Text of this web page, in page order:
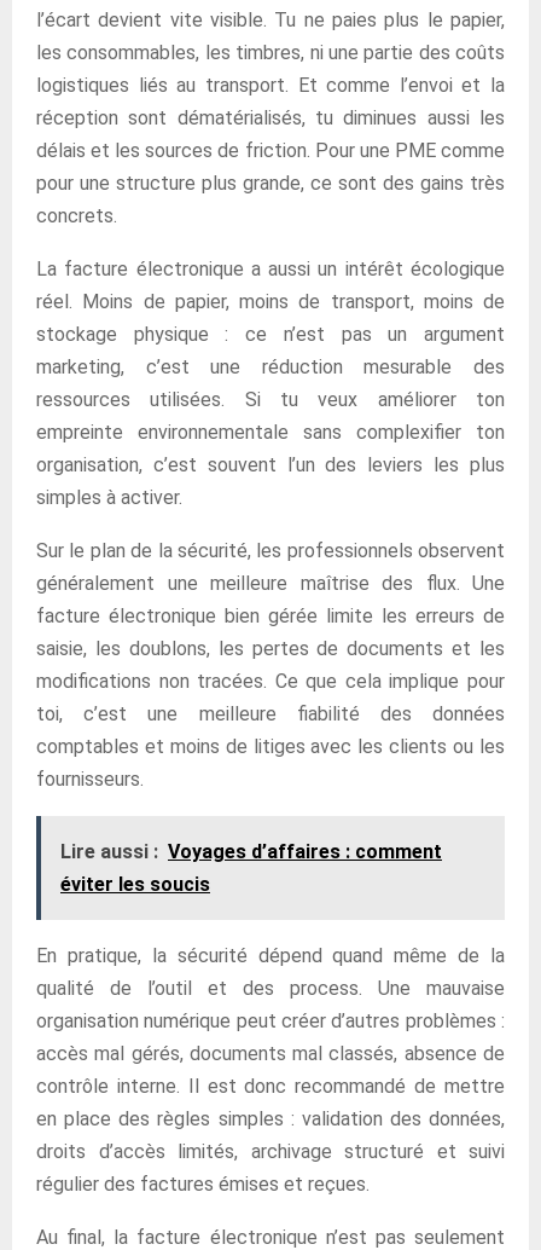
l’écart devient vite visible. Tu ne paies plus le papier,
les consommables, les timbres, ni une partie des coûts
logistiques liés au transport. Et comme l’envoi et la
réception sont dématérialisés, tu diminues aussi les
délais et les sources de friction. Pour une PME comme
pour une structure plus grande, ce sont des gains très
concrets.
La facture électronique a aussi un intérêt écologique
réel. Moins de papier, moins de transport, moins de
stockage physique : ce n’est pas un argument
marketing, c’est une réduction mesurable des
ressources utilisées. Si tu veux améliorer ton
empreinte environnementale sans complexifier ton
organisation, c’est souvent l’un des leviers les plus
simples à activer.
Sur le plan de la sécurité, les professionnels observent
généralement une meilleure maîtrise des flux. Une
facture électronique bien gérée limite les erreurs de
saisie, les doublons, les pertes de documents et les
modifications non tracées. Ce que cela implique pour
toi, c’est une meilleure fiabilité des données
comptables et moins de litiges avec les clients ou les
fournisseurs.
Lire aussi : Voyages d’affaires : comment
éviter les soucis
En pratique, la sécurité dépend quand même de la
qualité de l’outil et des process. Une mauvaise
organisation numérique peut créer d’autres problèmes :
accès mal gérés, documents mal classés, absence de
contrôle interne. Il est donc recommandé de mettre
en place des règles simples : validation des données,
droits d’accès limités, archivage structuré et suivi
régulier des factures émises et reçues.
Au final, la facture électronique n’est pas seulement